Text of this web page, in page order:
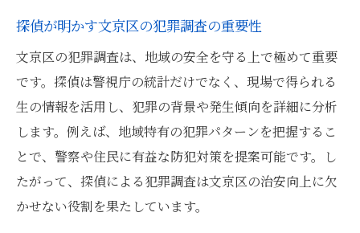
探偵が分析する犯罪発生の地域傾向
東京都文京区の犯罪率を探偵が読み解く
探偵が注目する文京区の防犯意識の高さ
文京区の安全性を探偵視点で読み解く
探偵が伝える文京区の安全性の実態
犯罪調査から分かる文京区の強みと弱点
探偵が見る犯罪率の推移と現状
東京都文京区の防犯体制を探偵が分析
探偵が明かす文京区の犯罪調査の重要性
文京区の犯罪調査は、地域の安全を守る上で極めて重要
です。探偵は警視庁の統計だけでなく、現場で得られる
生の情報を活用し、犯罪の背景や発生傾向を詳細に分析
します。例えば、地域特有の犯罪パターンを把握するこ
とで、警察や住民に有益な防犯対策を提案可能です。し
たがって、探偵による犯罪調査は文京区の治安向上に欠
かせない役割を果たしています。